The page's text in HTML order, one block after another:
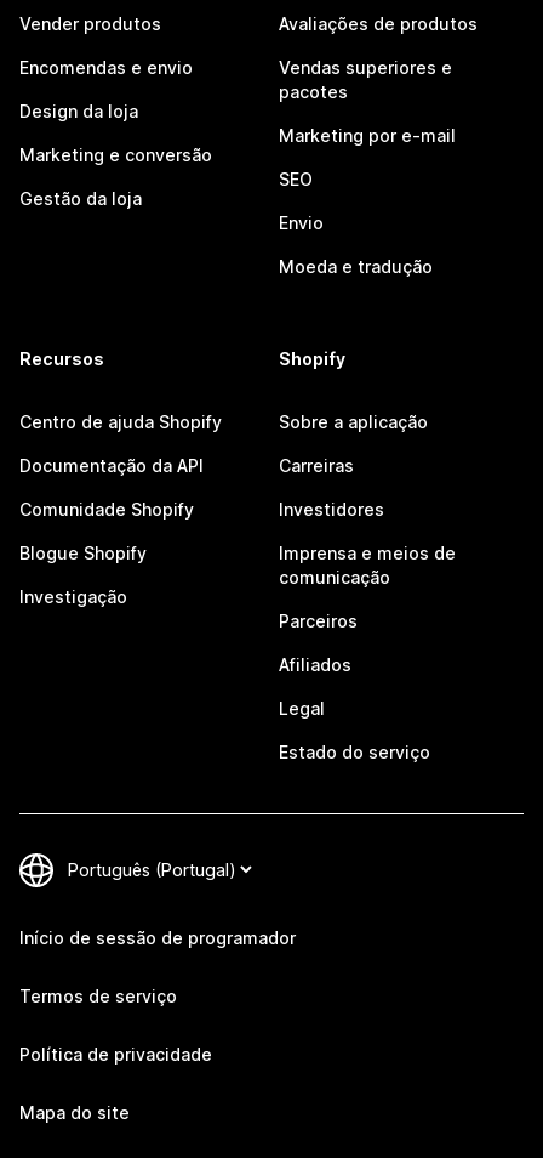
Vender produtos
Encomendas e envio
Design da loja
Marketing e conversão
Gestão da loja
Avaliações de produtos
Vendas superiores e
pacotes
Marketing por e-mail
SEO
Envio
Moeda e tradução
Recursos
Centro de ajuda Shopify
Documentação da API
Comunidade Shopify
Blogue Shopify
Investigação
Shopify
Sobre a aplicação
Carreiras
Investidores
Imprensa e meios de
comunicação
Parceiros
Afiliados
Legal
Estado do serviço
Início de sessão de programador
Termos de serviço
Política de privacidade
Mapa do site